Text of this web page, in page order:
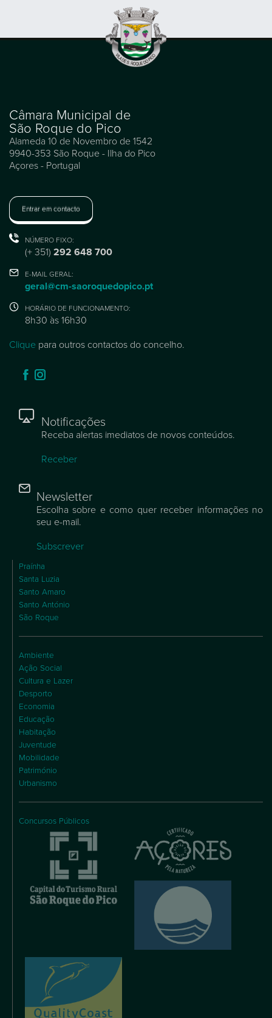
Câmara Municipal de
São Roque do Pico
Alameda 10 de Novembro de 1542
9940-353 São Roque - Ilha do Pico
Açores - Portugal
Entrar em contacto
NÚMERO FIXO:
(+ 351) 292 648 700
E-MAIL GERAL:
geral@cm-saoroquedopico.pt
HORÁRIO DE FUNCIONAMENTO:
8h30 às 16h30
Clique para outros contactos do concelho.
Notificações
Receba alertas imediatos de novos conteúdos.
Receber
Newsletter
Escolha sobre e como quer receber informações no
seu e-mail.
Subscrever
Praínha
Santa Luzia
Santo Amaro
Santo António
São Roque
Ambiente
Ação Social
Cultura e Lazer
Desporto
Economia
Educação
Habitação
Juventude
Mobilidade
Património
Urbanismo
Concursos Públicos